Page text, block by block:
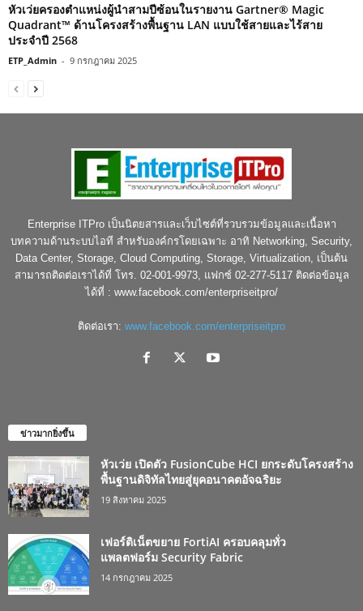
หัวเว่ยครองตำแหน่งผู้นำสามปีซ้อนในรายงาน Gartner® Magic
Quadrant™ ด้านโครงสร้างพื้นฐาน LAN แบบใช้สายและไร้สาย
ประจำปี 2568
ETP_Admin - 9 กรกฎาคม 2025
Enterprise ITPro เป็นนิตยสารและเว็บไซต์ที่รวบรวมข้อมูลและเนื้อหา
บทความด้านระบบไอที สำหรับองค์กรโดยเฉพาะ อาทิ Networking, Security,
Data Center, Storage, Cloud Computing, Storage, Virtualization, เป็นต้น
สามารถติดต่อเราได้ที่ โทร. 02-001-9973, แฟกซ์ 02-277-5117 ติดต่อข้อมูล
ได้ที่ : www.facebook.com/enterpriseitpro/
ติดต่อเรา: www.facebook.com/enterpriseitpro
ข่าวมากยิ่งขึ้น
หัวเว่ย เปิดตัว FusionCube HCI ยกระดับโครงสร้าง
พื้นฐานดิจิทัลไทยสู่ยุคอนาคตอัจฉริยะ
19 สิงหาคม 2025
เฟอร์ติเน็ตขยาย FortiAI ครอบคลุมทั่ว
แพลตฟอร์ม Security Fabric
14 กรกฎาคม 2025